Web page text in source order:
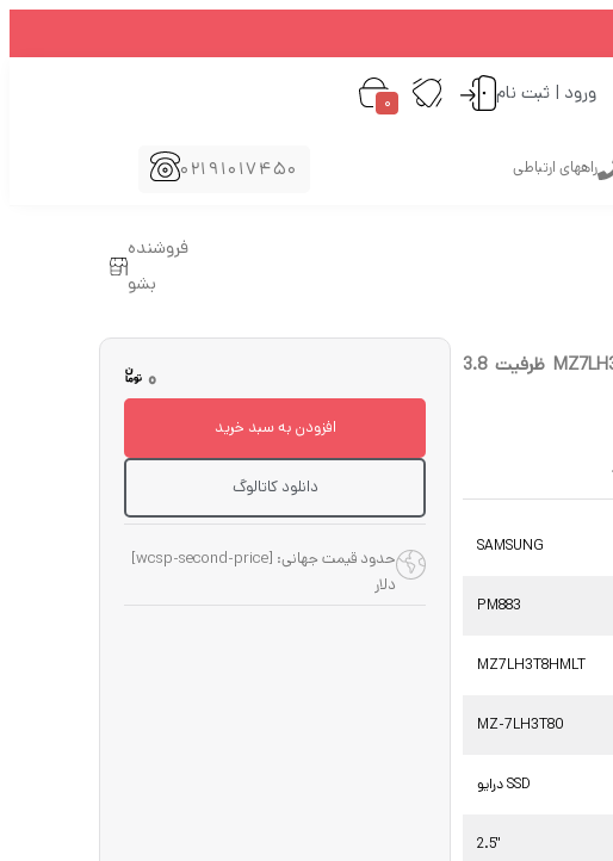
ورود | ثبت نام 0
راههای ارتباطی 02191017450
فروشنده
بشو
هارد درایو اس اس دی (SSD) سامسونگ (SAMSUNG) مدل MZ7LH3T8HMLT ظرفیت 3.8
SAMSUNG
PM883
MZ7LH3T8HMLT
MZ-7LH3T80
درایو SSD
2.5"
0
افزودن به سبد خرید
دانلود کاتالوگ
حدود قیمت جهانی: [wcsp-second-price]
دلار